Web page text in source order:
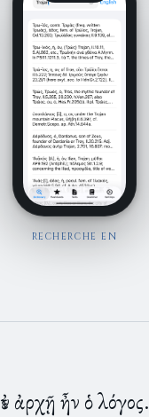
RECHERCHE EN
ἐν ἀρχῇ ἦν ὁ λόγος.